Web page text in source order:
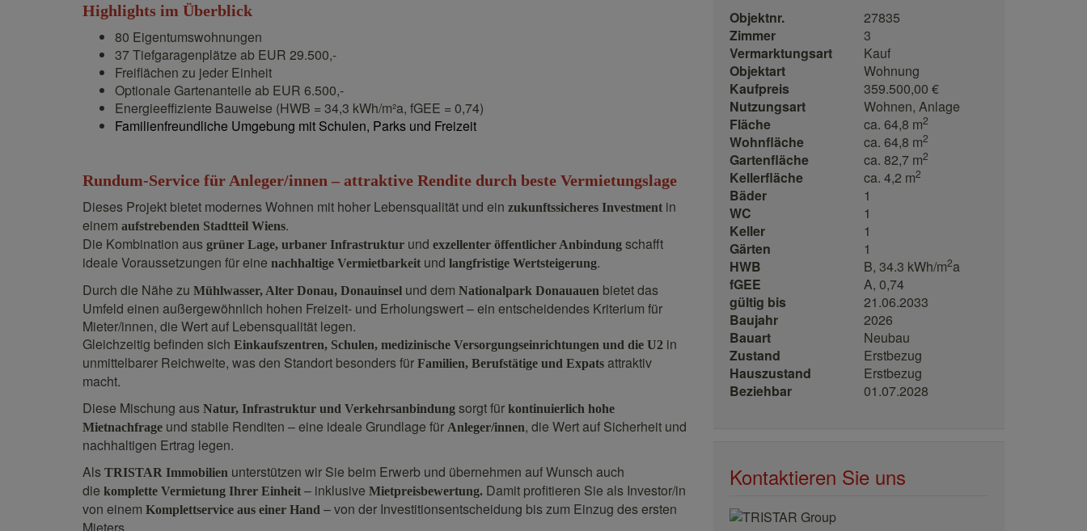
Highlights im Überblick
80 Eigentumswohnungen
37 Tiefgaragenplätze ab EUR 29.500,-
Freiflächen zu jeder Einheit
Optionale Gartenanteile ab EUR 6.500,-
Energieeffiziente Bauweise (HWB = 34,3 kWh/m²a, fGEE = 0,74)
Familienfreundliche Umgebung mit Schulen, Parks und Freizeit
Rundum-Service für Anleger/innen – attraktive Rendite durch beste Vermietungslage
Dieses Projekt bietet modernes Wohnen mit hoher Lebensqualität und ein zukunftssicheres Investment in
einem aufstrebenden Stadtteil Wiens.
Die Kombination aus grüner Lage, urbaner Infrastruktur und exzellenter öffentlicher Anbindung schafft
ideale Voraussetzungen für eine nachhaltige Vermietbarkeit und langfristige Wertsteigerung.
Durch die Nähe zu Mühlwasser, Alter Donau, Donauinsel und dem Nationalpark Donauauen bietet das
Umfeld einen außergewöhnlich hohen Freizeit- und Erholungswert – ein entscheidendes Kriterium für
Mieter/innen, die Wert auf Lebensqualität legen.
Gleichzeitig befinden sich Einkaufszentren, Schulen, medizinische Versorgungseinrichtungen und die U2 in
unmittelbarer Reichweite, was den Standort besonders für Familien, Berufstätige und Expats attraktiv
macht.
Diese Mischung aus Natur, Infrastruktur und Verkehrsanbindung sorgt für kontinuierlich hohe
Mietnachfrage und stabile Renditen – eine ideale Grundlage für Anleger/innen, die Wert auf Sicherheit und
nachhaltigen Ertrag legen.
Als TRISTAR Immobilien unterstützen wir Sie beim Erwerb und übernehmen auf Wunsch auch
die komplette Vermietung Ihrer Einheit – inklusive Mietpreisbewertung. Damit profitieren Sie als Investor/in
von einem Komplettservice aus einer Hand – von der Investitionsentscheidung bis zum Einzug des ersten
Mieters.
Objektnr.
27835
Zimmer
3
Vermarktungsart
Kauf
Objektart
Wohnung
Kaufpreis
359.500,00 €
Nutzungsart
Wohnen Anlage
Fläche
ca. 64,8 m2
Wohnfläche ca. 64,8 m2
Gartenfläche ca. 82,7 m2
Kellerfläche ca. 4,2 m2
Bäder
1
WC
1
Keller
1
Gärten
1
HWB
B, 34.3 kWh/m2a
fGEE
A, 0,74
gültig bis
21.06.2033
Baujahr
2026
Bauart
Neubau
Zustand
Erstbezug
Hauszustand
Erstbezug
Beziehbar
01.07.2028
Kontaktieren Sie uns